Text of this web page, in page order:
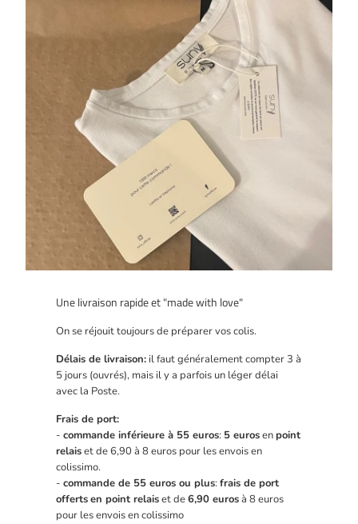
Une livraison rapide et "made with love"
On se réjouit toujours de préparer vos colis.
Délais de livraison: il faut généralement compter 3 à
5 jours (ouvrés), mais il y a parfois un léger délai
avec la Poste.
Frais de port:
-commande inférieure à 55 euros: 5 eurosenpoint
relaiset de 6,90 à 8 euros pour les envois en
colissimo.
-commande de 55 euros ou plus:frais de port
offertsen point relaiset de6,90 eurosà 8 euros
pour les envois en colissimo